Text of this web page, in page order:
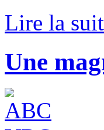
Lire la
Une